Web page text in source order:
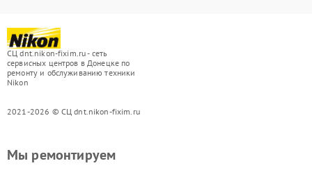
СЦ dnt.nikon-fixim.ru - сеть
сервисных центров в Донецке по
ремонту и обслуживанию техники
Nikon
2021-2026 © СЦ dnt.nikon-fixim.ru
Мы ремонтируем